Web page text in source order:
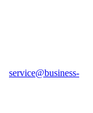
service@business-